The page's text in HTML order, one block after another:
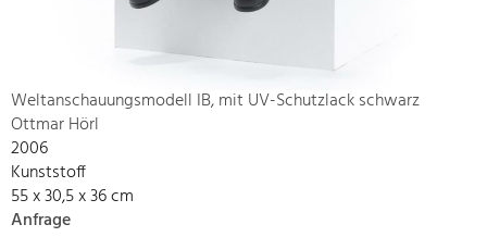
Weltanschauungsmodell IB, mit UV-Schutzlack schwarz
Ottmar Hörl
2006
Kunststoff
55 x 30,5 x 36 cm
Anfrage